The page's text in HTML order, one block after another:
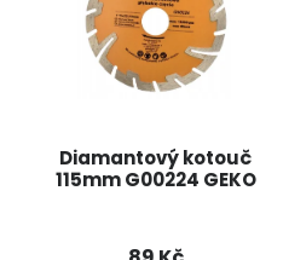
Diamantový kotouč
115mm G00224 GEKO